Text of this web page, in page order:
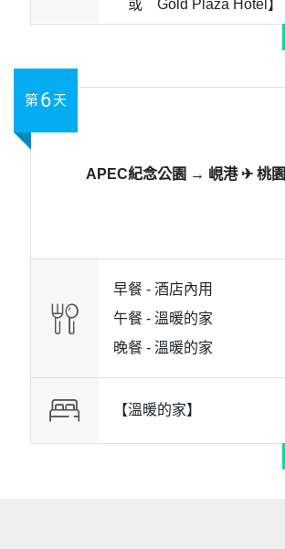
或 Gold Plaza Hotel】
第6天
APEC紀念公園 → 峴港 ✈ 桃園
早餐 - 酒店內用
午餐 - 溫暖的家
晚餐 - 溫暖的家
【溫暖的家】